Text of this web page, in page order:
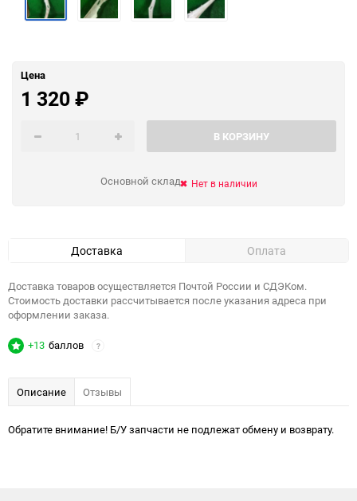
Цена
1 320₽
В КОРЗИНУ
Основной склад Нет в наличии
Доставка Оплата
Доставка товаров осуществляется Почтой России и СДЭКом.
Стоимость доставки рассчитывается после указания адреса при
оформлении заказа.
+13 баллов ?
Описание Отзывы
Обратите внимание! Б/У запчасти не подлежат обмену и возврату.